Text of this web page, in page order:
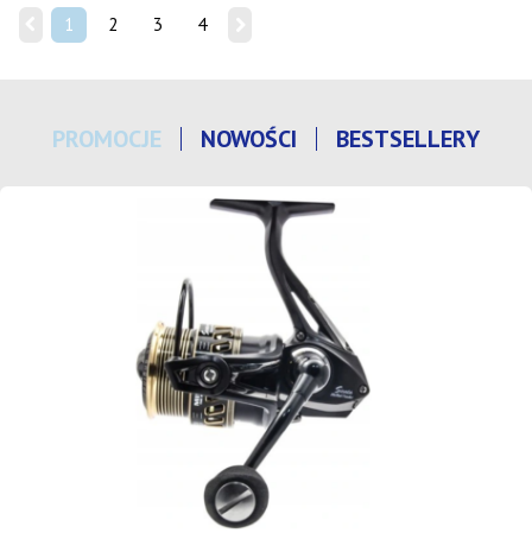
1 2 3 4
PROMOCJE NOWOŚCI BESTSELLERY